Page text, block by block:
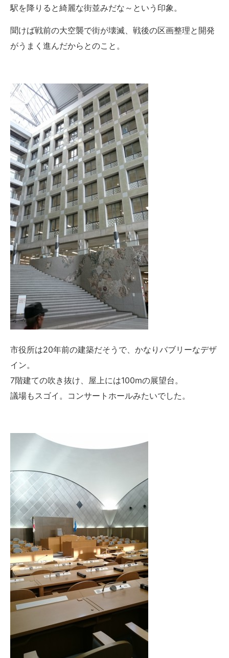
駅を降りると綺麗な街並みだな～という印象。
聞けば戦前の大空襲で街が壊滅、戦後の区画整理と開発
がうまく進んだからとのこと。
市役所は20年前の建築だそうで、かなりバブリーなデザ
イン。
7階建ての吹き抜け、屋上には100mの展望台。
議場もスゴイ。コンサートホールみたいでした。